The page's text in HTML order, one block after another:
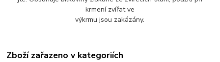
krmení zvířat ve
výkrmu jsou zakázány.
Zboží zařazeno v kategoriích